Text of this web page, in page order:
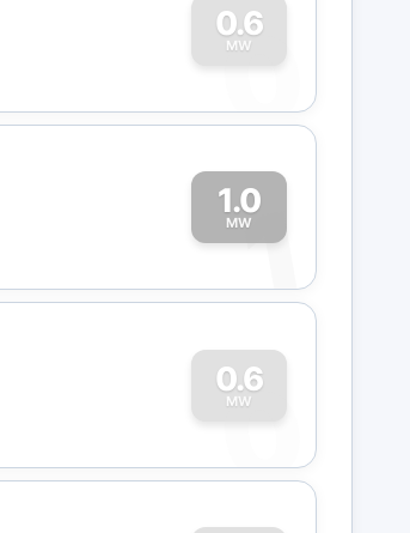
0.6
MW
0
1.0
MW
1
0.6
MW
0